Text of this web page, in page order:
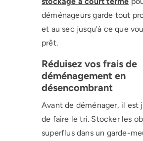
déménageurs garde tout
et au sec jusqu'à ce que
prêt.
Réduisez vos frais de
déménagement en
désencombrant
Avant de déménager, il est
de faire le tri. Stocker les
superflus dans un garde-